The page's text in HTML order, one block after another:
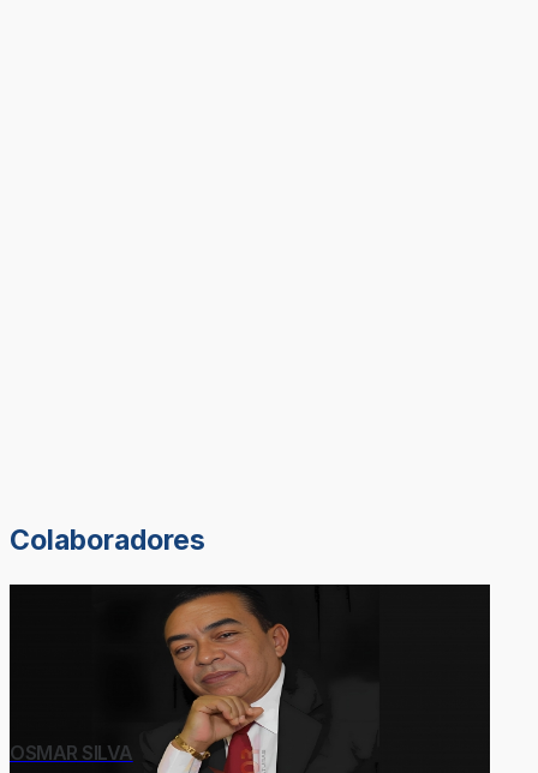
Colaboradores
OSMAR SILVA